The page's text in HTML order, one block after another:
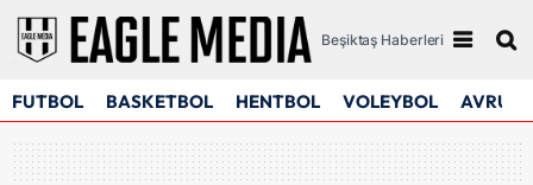
Beşiktaş Haberleri
FUTBOL BASKETBOL HENTBOL VOLEYBOL